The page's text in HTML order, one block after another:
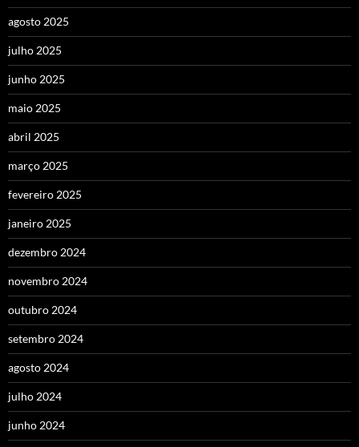
agosto 2025
julho 2025
junho 2025
maio 2025
abril 2025
março 2025
fevereiro 2025
janeiro 2025
dezembro 2024
novembro 2024
outubro 2024
setembro 2024
agosto 2024
julho 2024
junho 2024